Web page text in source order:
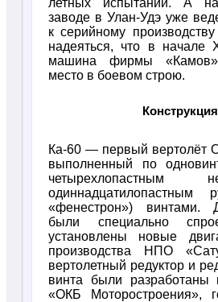
летных испытаний. А
заводе в Улан-Удэ уже
к серийному
надеяться, что в начале
машина фирмы
место в боевом строю.
Конструкция
Ка-60 — первый вертолёт
выполненный по
одиннадцатилопастным
«фенестрон») винтами.
были специально
установлены новые
производства НПО
вертолетный редуктор и
винта были разработаны
«ОКБ Моторостроения»,